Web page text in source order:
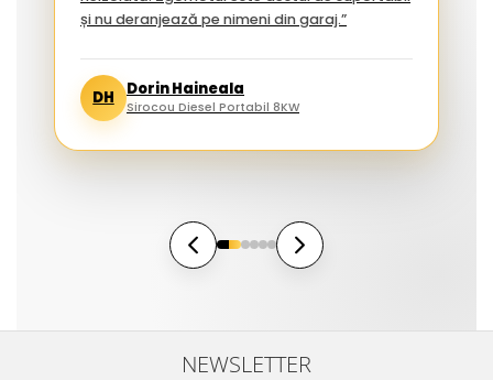
și nu deranjează pe nimeni din garaj.”
DH Dorin Haineala
Sirocou Diesel Portabil 8KW
NEWSLETTER